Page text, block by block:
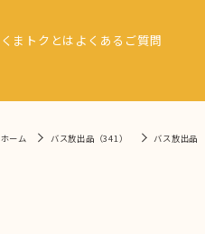
くまトクとは よくあるご質問
ホーム バス放出品（341） バス放出品